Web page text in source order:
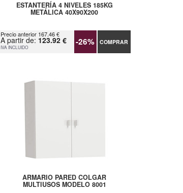
ESTANTERÍA 4 NIVELES 185KG
METÁLICA 40X90X200
Precio anterior 167.46 €
A partir de: 123.92 €
IVA INCLUIDO -26% COMPRAR
ARMARIO PARED COLGAR
MULTIUSOS MODELO 8001